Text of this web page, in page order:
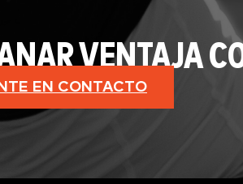
VENTAJA
EN CONTACTO